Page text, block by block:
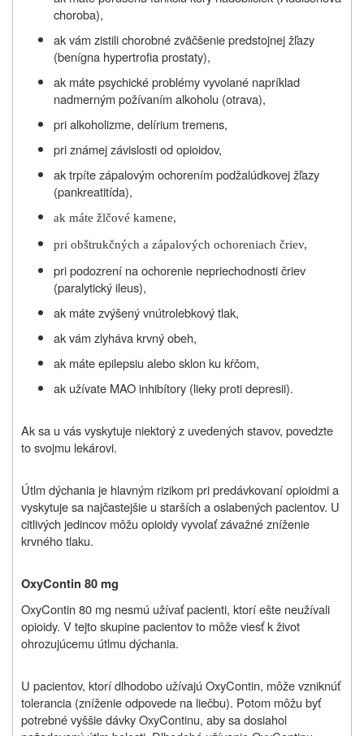
choroba),
ak vám zistili chorobnézväčšenie predstojnej žľazy
(benígna hypertrofia prostaty),
ak máte psychické problémy vyvolané napríklad
nadmerným požívaním alkoholu (otrava),
pri alkoholizme, delírium tremens,
pri známej závislosti od opioidov,
ak trpíte zápalovým ochorením podžalúdkovej žľazy
(pankreatitída),
ak máte žlčové kamene,
pri obštrukčných a zápalových ochoreniach čriev,
pri podozrení naochorenie nepriechodnostičriev
(paralytický ileus),
ak máte zvýšený vnútrolebkový tlak,
ak vám zlyháva krvný obeh,
ak máte epilepsiu alebo sklon ku kŕčom,
ak užívate MAO inhibítory (lieky proti depresii).
Ak sa u vás vyskytuje niektorý z uvedených stavov, povedzte
to svojmu lekárovi.
Útlm dýchania je hlavným rizikom pri predávkovaní opioidmi a
vyskytuje sa najčastejšie u starších a oslabených pacientov. U
citlivých jedincov môžu opioidy vyvolať závažné zníženie
krvného tlaku.
OxyContin 80 mg
OxyContin 80 mg nesmú užívať pacienti, ktorí ešte neužívali
opioidy. V tejto skupine pacientov to môže viesť k život
ohrozujúcemu útlmu dýchania.
U pacientov, ktorí dlhodobo užívajú OxyContin, môže vzniknúť
tolerancia (zníženie odpovede na liečbu). Potom môžu byť
potrebné vyššie dávky OxyContinu, aby sa dosiahol